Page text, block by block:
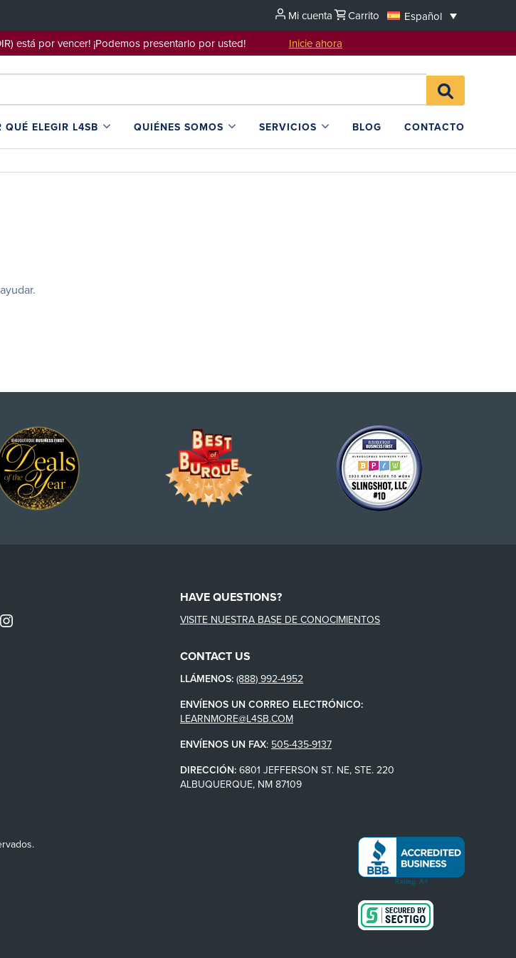
Mi cuenta Carrito
Español
está por vencer! ¡Podemos presentarlo por usted! Inicie ahora
Search
for:BUSCAR
EN
QUÉ ELEGIR L4SB QUIÉNES SOMOS SERVICIOS BLOG CONTACTO
INSTAGRAM
HAVE QUESTIONS?
VISITE NUESTRA BASE DE CONOCIMIENTOS
CONTACT US
LLÁMENOS: (888) 992-4952
ENVÍENOS UN CORREO ELECTRÓNICO:
LEARNMORE@L4SB.COM
ENVÍENOS UN FAX: 505-435-9137
DIRECCIÓN: 6801 JEFFERSON ST. NE, STE. 220
ALBUQUERQUE, NM 87109